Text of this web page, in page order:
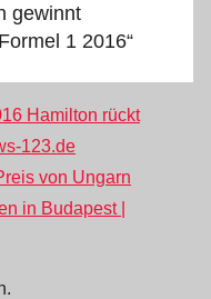
gewinnt
1 2016“
Hamilton rückt
123.de
von Ungarn
in Budapest |